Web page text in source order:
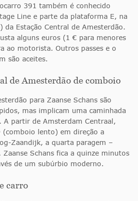
391 também é conhecido
Line e parte da plataforma E, na
da Estação Central de Amesterdão.
alguns euros (1 € para menores
ao motorista. Outros passes e o
são aceites.
de Amesterdão de comboio
para Zaanse Schans são
mas implicam uma caminhada
A partir de Amsterdam Centraal,
(comboio lento) em direção a
Zaandijk, a quarta paragem –
Schans fica a quinze minutos
de um subúrbio moderno.
carro